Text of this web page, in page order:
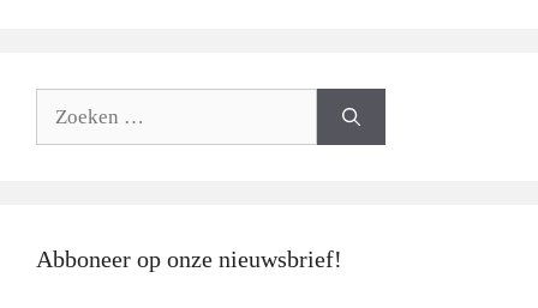
Abboneer op onze nieuwsbrief!